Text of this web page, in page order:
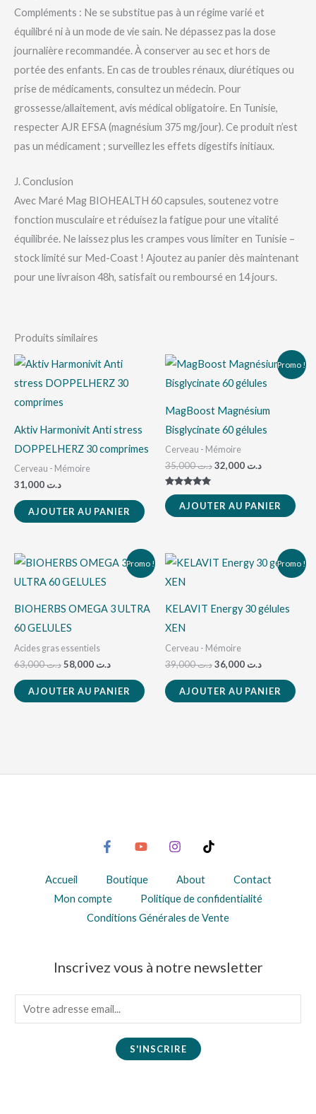
Compléments : Ne se substitue pas à un régime varié et
équilibré ni à un mode de vie sain. Ne dépassez pas la dose
journalière recommandée. À conserver au sec et hors de
portée des enfants. En cas de troubles rénaux, diurétiques ou
prise de médicaments, consultez un médecin. Pour
grossesse/allaitement, avis médical obligatoire. En Tunisie,
respecter AJR EFSA (magnésium 375 mg/jour). Ce produit n’est
pas un médicament ; surveillez les effets digestifs initiaux.
J. Conclusion
Avec Maré Mag BIOHEALTH 60 capsules, soutenez votre
fonction musculaire et réduisez la fatigue pour une vitalité
équilibrée. Ne laissez plus les crampes vous limiter en Tunisie –
stock limité sur Med-Coast ! Ajoutez au panier dès maintenant
pour une livraison 48h, satisfait ou remboursé en 14 jours.
Produits similaires
Aktiv Harmonivit Anti stress
DOPPELHERZ 30 comprimes
Cerveau - Mémoire
د.ت
AJOUTER AU PANIER
Promo !
MagBoost Magnésium
Bisglycinate 60 gélules
Cerveau - Mémoire
د.ت35,000
Le
prix
initial
د.ت 35,000.
د.ت
Le
prix
actuel
Note
5.00
sur 5AJOUTER AU PANIER
Promo !
BIOHERBS OMEGA 3 ULTRA
60 GELULES
Acides gras essentiels
د.ت63,000
Le
prix
initial
د.ت 63,000.
د.ت
Le
prix
AJOUTER AU PANIER
Promo !
KELAVIT Energy 30 gélules
XEN
Cerveau - Mémoire
د.ت39,000
Le
prix
د.ت 39,000.
د.ت
Le
prix
AJOUTER AU PANIER
Accueil Boutique About
Contact
Mon compte
Politique de confidentialité
Conditions Générales de Vente
Inscrivez vous à notre newsletter
m
S'INSCRIRE